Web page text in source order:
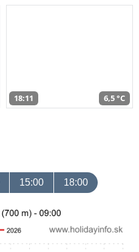
18:11 6,5 °C
15:00 18:00